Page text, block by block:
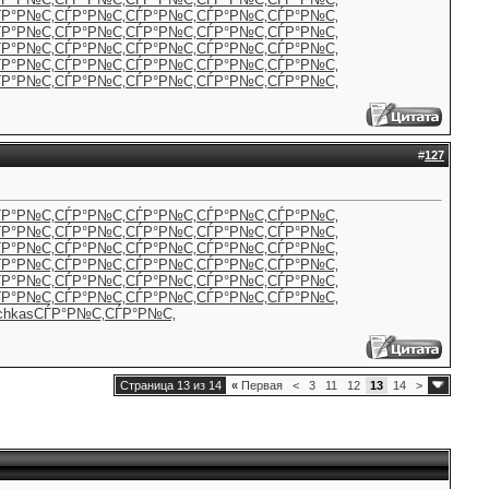
СЃР°Р№С‚СЃР°Р№С‚СЃР°Р№С‚СЃР°Р№С‚
СЃР°Р№С‚СЃР°Р№С‚СЃР°Р№С‚СЃР°Р№С‚
СЃР°Р№С‚СЃР°Р№С‚СЃР°Р№С‚СЃР°Р№С‚
СЃР°Р№С‚СЃР°Р№С‚СЃР°Р№С‚СЃР°Р№С‚
СЃР°Р№С‚СЃР°Р№С‚СЃР°Р№С‚СЃР°Р№С‚
#127
СЃР°Р№С‚СЃР°Р№С‚СЃР°Р№С‚СЃР°Р№С‚
СЃР°Р№С‚СЃР°Р№С‚СЃР°Р№С‚СЃР°Р№С‚
СЃР°Р№С‚СЃР°Р№С‚СЃР°Р№С‚СЃР°Р№С‚
СЃР°Р№С‚СЃР°Р№С‚СЃР°Р№С‚СЃР°Р№С‚
СЃР°Р№С‚СЃР°Р№С‚СЃР°Р№С‚СЃР°Р№С‚
СЃР°Р№С‚СЃР°Р№С‚СЃР°Р№С‚СЃР°Р№С‚
СЃР°Р№С‚СЃР°Р№С‚
Страница 13 из 14 « Первая < 3 11 12 13 14 >